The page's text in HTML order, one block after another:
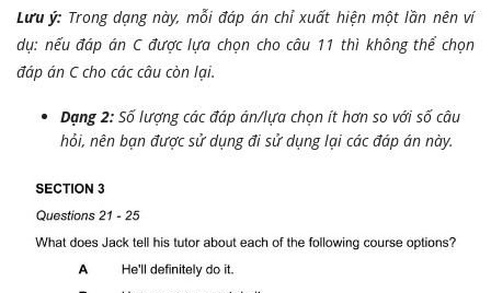
Lưu ý: Trong dạng này, mỗi đáp án chỉ xuất hiện một lần nên ví
dụ: nếu đáp án C được lựa chọn cho câu 11 thì không thể chọn
đáp án C cho các câu còn lại.
Dạng 2: Số lượng các đáp án/lựa chọn ít hơn so với số câu
hỏi, nên bạn được sử dụng đi sử dụng lại các đáp án này.